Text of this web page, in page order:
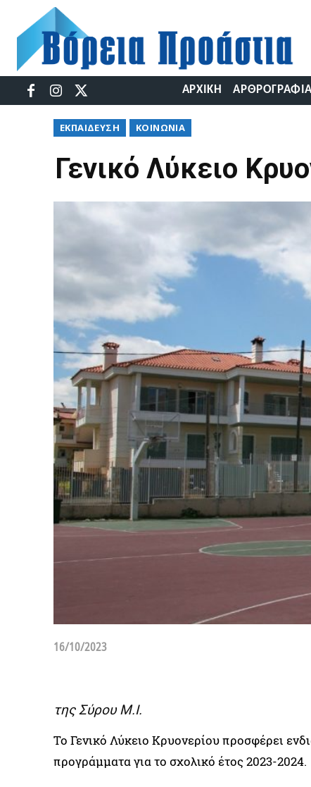
ΑΡΧΙΚΉ
ΕΚΠΑΊΔΕΥΣΗ ΚΟΙΝΩΝΊΑ
Γενικό Λύκειο
16/10/2023
της Σύρου Μ.Ι.
Το Γενικό Λύκειο Κρυονερίου προσφέρει
προγράμματα για το σχολικό έτος 2023-2024.